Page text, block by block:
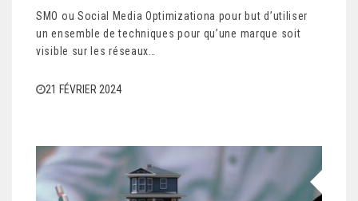
SMO ou Social Media Optimizationa pour but d’utiliser
un ensemble de techniques pour qu’une marque soit
visible sur les réseaux…
21 FÉVRIER 2024